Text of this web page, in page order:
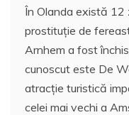
În Olanda există 12
prostituție de
Arnhem a fost
cunoscut este De
atracție turistică
celei mai vechi a